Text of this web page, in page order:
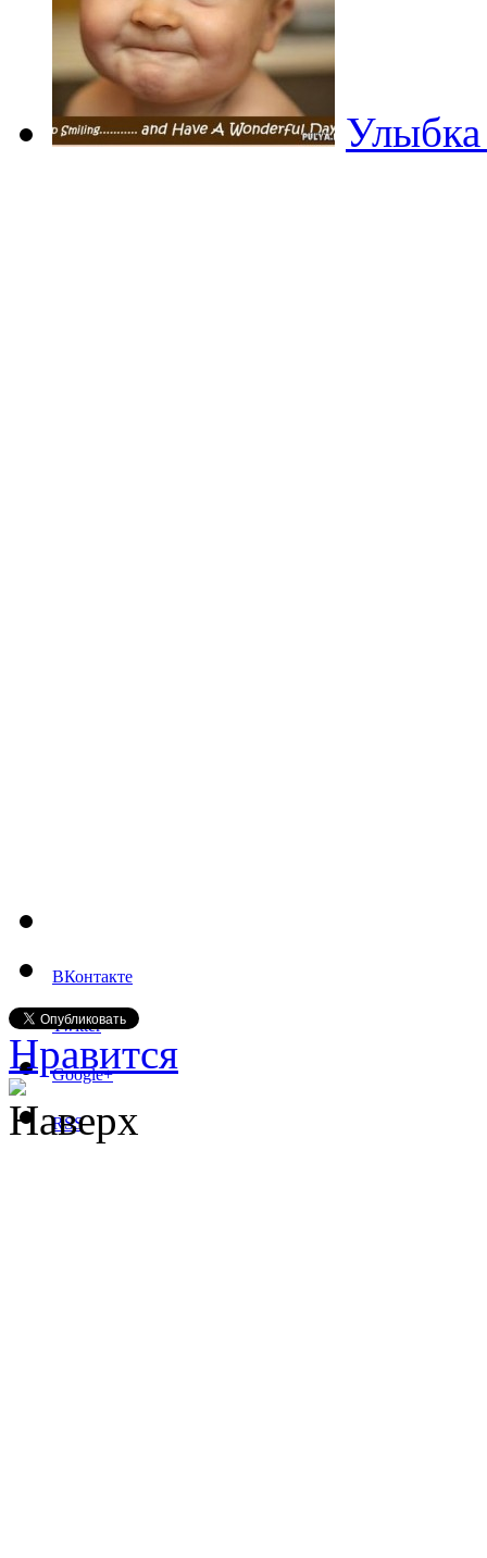
ВКонтакте
Twitter
Google+
RSS
Нравится
Наверх